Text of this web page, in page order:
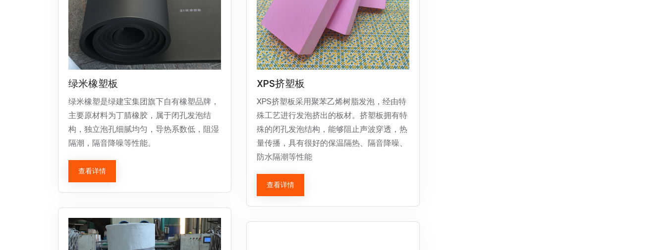
绿米橡塑板
绿米橡塑是绿建宝集团旗下自有橡塑品牌，
主要原材料为丁腈橡胶，属于闭孔发泡结
构，独立泡孔细腻均匀，导热系数低，阻湿
隔潮，隔音降噪等性能。
查看详情
XPS挤塑板
XPS挤塑板采用聚苯乙烯树脂发泡，经由特
殊工艺进行发泡挤出的板材。挤塑板拥有特
殊的闭孔发泡结构，能够阻止声波穿透，热
量传播，具有很好的保温隔热、隔音降噪、
防水隔潮等性能
查看详情